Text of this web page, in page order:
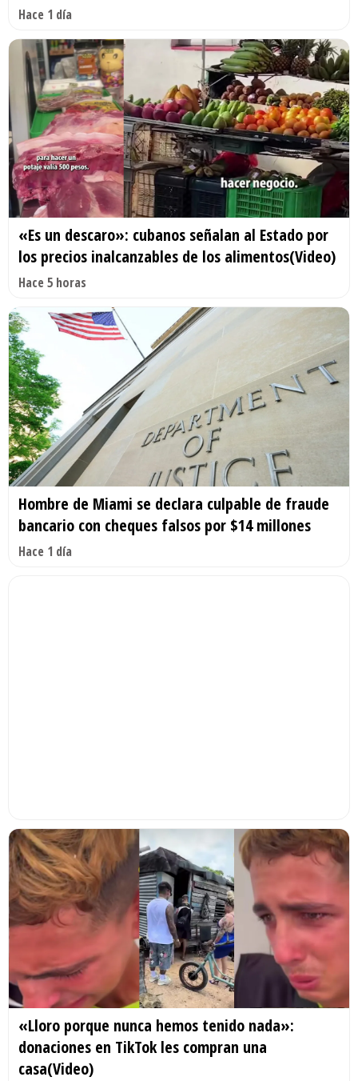
Hace 1 día
«Es un descaro»: cubanos señalan al Estado por
los precios inalcanzables de los alimentos(Video)
Hace 5 horas
Hombre de Miami se declara culpable de fraude
bancario con cheques falsos por $14 millones
Hace 1 día
«Lloro porque nunca hemos tenido nada»:
donaciones en TikTok les compran una
casa(Video)